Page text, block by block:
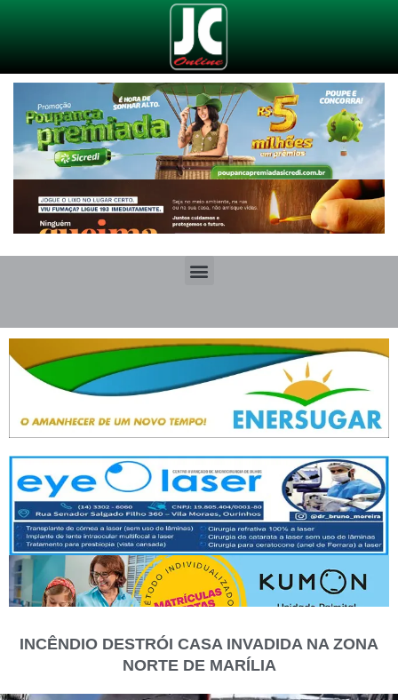
INCÊNDIO DESTRÓI CASA INVADIDA NA ZONA
NORTE DE MARÍLIA